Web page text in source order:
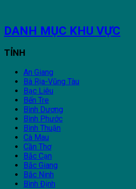
DANH MỤC KHU VỰC
TỈNH
An Giang
Bà Rịa-Vũng Tàu
Bạc Liêu
Bến Tre
Bình Dương
Bình Phước
Bình Thuận
Cà Mau
Cần Thơ
Bắc Cạn
Bắc Giang
Bắc Ninh
Bình Định